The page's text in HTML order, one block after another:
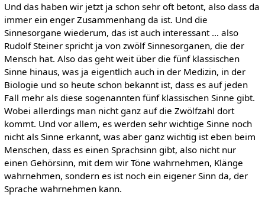
Und das haben wir jetzt ja schon sehr oft betont, also dass da
immer ein enger Zusammenhang da ist. Und die
Sinnesorgane wiederum, das ist auch interessant … also
Rudolf Steiner spricht ja von zwölf Sinnesorganen, die der
Mensch hat. Also das geht weit über die fünf klassischen
Sinne hinaus, was ja eigentlich auch in der Medizin, in der
Biologie und so heute schon bekannt ist, dass es auf jeden
Fall mehr als diese sogenannten fünf klassischen Sinne gibt.
Wobei allerdings man nicht ganz auf die Zwölfzahl dort
kommt. Und vor allem, es werden sehr wichtige Sinne noch
nicht als Sinne erkannt, was aber ganz wichtig ist eben beim
Menschen, dass es einen Sprachsinn gibt, also nicht nur
einen Gehörsinn, mit dem wir Töne wahrnehmen, Klänge
wahrnehmen, sondern es ist noch ein eigener Sinn da, der
Sprache wahrnehmen kann.